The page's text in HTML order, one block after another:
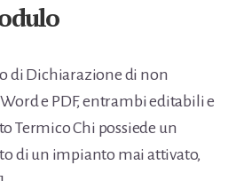
di Dichiarazione di non
e PDF, entrambi editabili e
Termico Chi possiede un
di un impianto mai attivato,